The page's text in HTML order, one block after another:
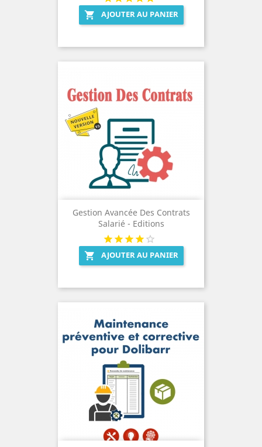
 AJOUTER AU PANIER
Gestion Avancée Des Contrats
Salarié - Editions
 AJOUTER AU PANIER